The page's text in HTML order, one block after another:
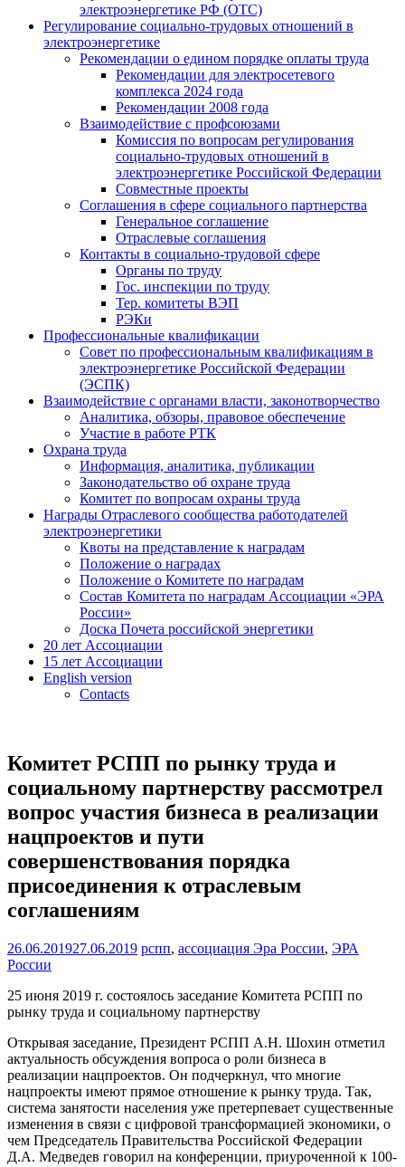
электроэнергетике РФ (ОТС)
Регулирование социально-трудовых отношений в
электроэнергетике
Рекомендации о едином порядке оплаты труда
Рекомендации для электросетевого
комплекса 2024 года
Рекомендации 2008 года
Взаимодействие с профсоюзами
Комиссия по вопросам регулирования
социально-трудовых отношений в
электроэнергетике Российской Федерации
Совместные проекты
Соглашения в сфере социального партнерства
Генеральное соглашение
Отраслевые соглашения
Контакты в социально-трудовой сфере
Органы по труду
Гос. инспекции по труду
Тер. комитеты ВЭП
РЭКи
Профессиональные квалификации
Совет по профессиональным квалификациям в
электроэнергетике Российской Федерации
(ЭСПК)
Взаимодействие с органами власти, законотворчество
Аналитика, обзоры, правовое обеспечение
Участие в работе РТК
Охрана труда
Информация, аналитика, публикации
Законодательство об охране труда
Комитет по вопросам охраны труда
Награды Отраслевого сообщества работодателей
электроэнергетики
Квоты на представление к наградам
Положение о наградах
Положение о Комитете по наградам
Состав Комитета по наградам Ассоциации «ЭРА
России»
Доска Почета российской энергетики
20 лет Ассоциации
15 лет Ассоциации
English version
Contacts
Комитет РСПП по рынку труда и
социальному партнерству рассмотрел
вопрос участия бизнеса в реализации
нацпроектов и пути
совершенствования порядка
присоединения к отраслевым
соглашениям
26.06.201927.06.2019 рспп, ассоциация Эра России, ЭРА
России
25 июня 2019 г. состоялось заседание Комитета РСПП по
рынку труда и социальному партнерству
Открывая заседание, Президент РСПП А.Н. Шохин отметил
актуальность обсуждения вопроса о роли бизнеса в
реализации нацпроектов. Он подчеркнул, что многие
нацпроекты имеют прямое отношение к рынку труда. Так,
система занятости населения уже претерпевает существенные
изменения в связи с цифровой трансформацией экономики, о
чем Председатель Правительства Российской Федерации
Д.А. Медведев говорил на конференции, приуроченной к 100-